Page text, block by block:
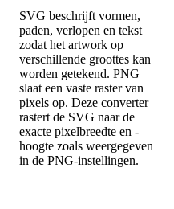
SVG beschrijft vormen,
paden, verlopen en tekst
zodat het artwork op
verschillende groottes kan
worden getekend. PNG
slaat een vaste raster van
pixels op. Deze converter
rastert de SVG naar de
exacte pixelbreedte en -
hoogte zoals weergegeven
in de PNG-instellingen.